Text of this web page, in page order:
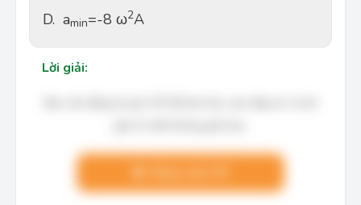
D. amin=-8 ω2A
Lời giải: